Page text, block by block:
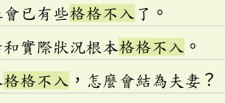
已有些格格不入 了。
實際狀況根本格格不入 。
格格不入 ，怎麼會結為夫妻？